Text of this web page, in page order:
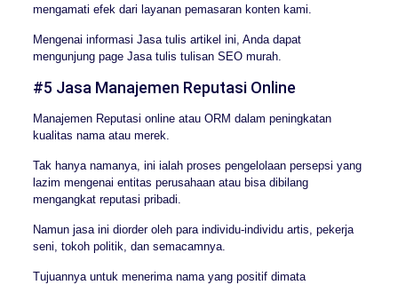
mengamati efek dari layanan pemasaran konten kami.
Mengenai informasi Jasa tulis artikel ini, Anda dapat
mengunjung page Jasa tulis tulisan SEO murah.
#5 Jasa Manajemen Reputasi Online
Manajemen Reputasi online atau ORM dalam peningkatan
kualitas nama atau merek.
Tak hanya namanya, ini ialah proses pengelolaan persepsi yang
lazim mengenai entitas perusahaan atau bisa dibilang
mengangkat reputasi pribadi.
Namun jasa ini diorder oleh para individu-individu artis, pekerja
seni, tokoh politik, dan semacamnya.
Tujuannya untuk menerima nama yang positif dimata